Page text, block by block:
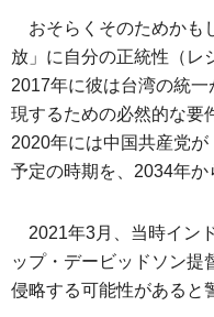
おそらくそのためかも
放」に自分の正統性（レ
2017年に彼は台湾の統
現するための必然的な要
2020年には中国共産党
予定の時期を、2034年か
2021年3月、当時イン
ップ・デービッドソン提
侵略する可能性があると